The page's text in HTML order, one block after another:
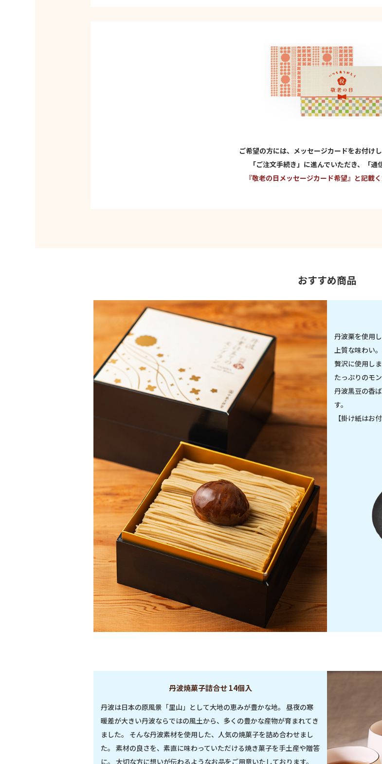
ご希望の方には、メッセージカードをお付けし
「ご注文手続き」に進んでいただき、「通
『敬老の日メッセージカード希望』と記載く
おすすめ商品
丹波栗を使用
上質な味わい
贅沢に使用しま
たっぷりのモ
丹波黒豆の香
す。
【掛け紙はお
丹波焼菓子詰合せ 14個入
丹波は日本の原風景「里山」として大地の恵みが豊かな地。 昼夜の寒
暖差が大きい丹波ならではの風土から、多くの豊かな産物が育まれてき
ました。 そんな丹波素材を使用した、人気の焼菓子を詰め合わせまし
た。 素材の良さを、素直に味わっていただける焼き菓子を手土産や贈答
に。 大切な方に想いが伝わるようなお品をご用意いたしております。